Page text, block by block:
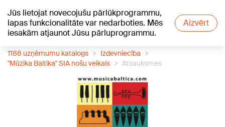
Jūs lietojat novecojušu pārlūkprogrammu,
lapas funkcionalitāte var nedarboties. Mēs
iesakām atjaunot Jūsu pārluprogrammu.
Aizvērt
+18°C
1188 uzņēmumu katalogs
Izdevniecība
"Mūzika Baltika" SIA nošu veikals
Atsauksmes